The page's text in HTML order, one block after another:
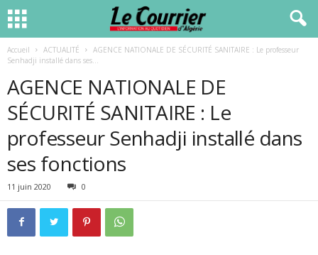
Accueil ACTUALITÉ
AGENCE NATIONALE DE SÉCURITÉ SANITAIRE : Le professeur
Senhadji installé dans ses...
AGENCE NATIONALE DE
SÉCURITÉ SANITAIRE : Le
professeur Senhadji installé dans
ses fonctions
11 juin 2020 0